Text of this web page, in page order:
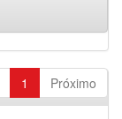
1 Próximo